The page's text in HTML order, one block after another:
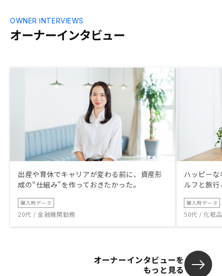
オーナーインタビュー
OWNER INTERVIEWS
出産や育休でキャリアが変わる前に、資産形
成の“仕組み”を作っておきたかった。
購入時データ
20代 / 金融機関勤務
ハッピー
ルフと旅
購入時データ
50代 / 化粧
オーナーインタビューを
もっと見る